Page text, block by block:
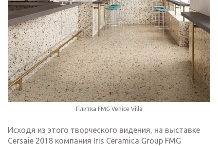
Плитка FMG Venice Villa
Исходя из этого творческого видения, на выставке
Cersaie 2018 компания Iris Ceramica Group FMG